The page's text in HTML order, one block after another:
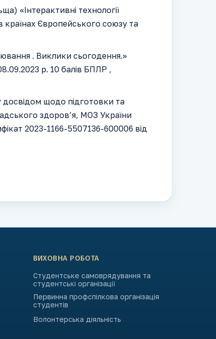
«Інтерактивні технології
країнах Європейського союзу та
. Виклики сьогодення.»
р. 10 балів БПЛР ,
досвідом щодо підготовки та
здоров’я, МОЗ України
2023-1166-5507136-600006 від
ВИХОВНА РОБОТА
Студентське самоврядування та
студентські організації
Первинна профспілкова організація
студентів
Волонтерська діяльність